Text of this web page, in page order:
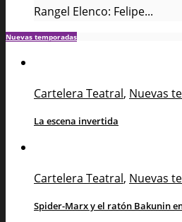
Rangel Elenco: Felipe...
Nuevas temporadas
Cartelera Teatral, Nuevas
La escena invertida
Cartelera Teatral, Nuevas
Spider-Marx y el ratón Bakunin